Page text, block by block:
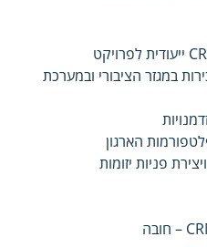
במגזר הציבורי ובמערכת
הארגון
פניות יזומות